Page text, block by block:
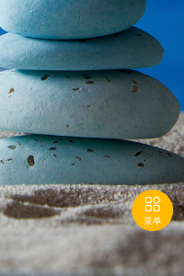

菜单